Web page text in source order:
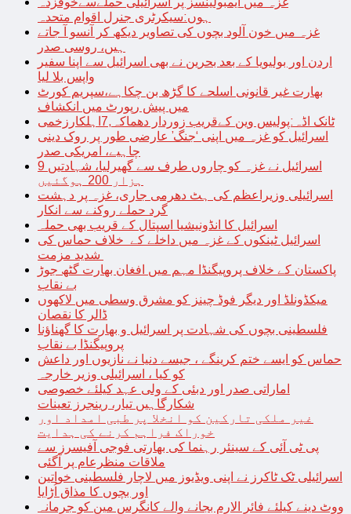
ہوں:سیکرٹری جنرل اقوام متحدہ
غزہ میں خون آلود بچوں کی تصاویر دیکھ کر آنسو آ جاتے
ہیں، روسی صدر
اردن اور بولیویا کے بعد بحرین نے بھی اسرائیل سے اپنا سفیر
واپس بلا لیا
بھارت غیر قانونی اسلحے کا گڑھ بن چکاہے،سپریم کورٹ
میں پیش رپورٹ میں انکشاف
ٹانک اڈہ:پولیس وین کےقریب زوردار دھماکہ,7اہلکارزخمی
اسرائیل کو غزہ میں اپنی ‘جنگ’ عارضی طور پر روک دینی
چاہیے، امریکی صدر
اسرائیل نے غزہ کو چاروں طرف سے گھیرلیا، شہادتیں 9
ہزار 200 ہوگئیں
اسرائیلی وزیراعظم کی ہٹ دھرمی جاری، غزہ پر دہشت
گرد حملے روکنے سے انکار
اسرائیل کا انڈونیشیا اسپتال کے قریب بھی حملہ
اسرائیل ٹینکوں کے غزہ میں داخلے کے خلاف حماس کی
پاکستان کے خلاف پروپیگنڈا مہم میں افغان بھارت گٹھ جوڑ
بے نقاب
میکڈونلڈ اور دیگر فوڈ چینز کو مشرق وسطی میں لاکھوں
ڈالر کا نقصان
فلسطینی بچوں کی شہادت پر اسرائیل و بھارت کا گھناؤنا
پروپیگنڈا بے نقاب
حماس کو ایسے ختم کرینگے ، جیسے دنیا نے نازیوں اور داعش
کو کیا ، اسرائیلی وزیر خارجہ
اماراتی صدر اور دبئی کے ولی عہد کیلئے خصوصی
شکارگاہیں تیار، رینجرز تعینات
غیر ملکی تارکین کو انخلا پر طبی امداد اور
خوراک فراہم کرنے کی ہدایت
پی ٹی آئی کے سینئر رہنما کی بھارتی فوجی آفیسرز سے
ملاقات منظرعام پر آگئی
اسرائیلی ٹک ٹاکرز نے اپنی ویڈیوز میں لاچار فلسطینی خواتین
اور بچوں کا مذاق اُڑایا
ووٹ دینے کیلئے فائر الارم بجانے والے کانگرس مین کو جرمانہ